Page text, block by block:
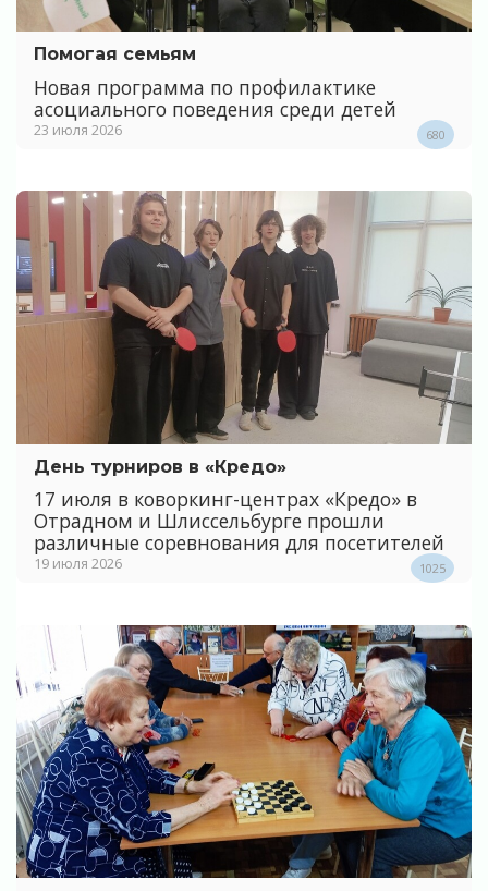
Помогая семьям
Новая программа по профилактике
асоциального поведения среди детей
23 июля 2026 680
День турниров в «Кредо»
17 июля в коворкинг-центрах «Кредо» в
Отрадном и Шлиссельбурге прошли
различные соревнования для посетителей
19 июля 2026 1025